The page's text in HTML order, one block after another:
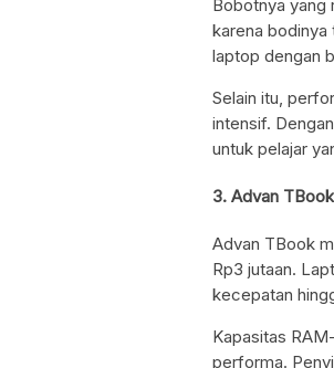
Bobotnya yang
karena bodinya
laptop dengan
Selain itu,
intensif.
untuk pelajar
3. Advan
Advan TBook
Rp3 jutaan.
kecepatan
Kapasitas
performa.